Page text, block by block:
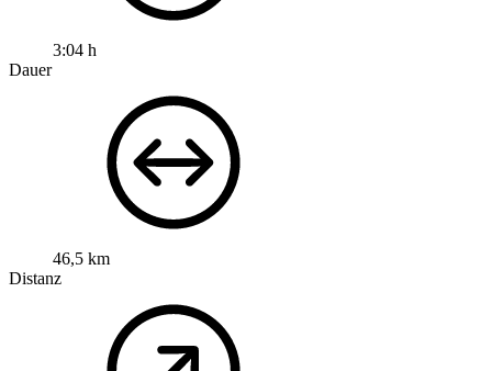
3:04 h
Dauer
46,5 km
Distanz